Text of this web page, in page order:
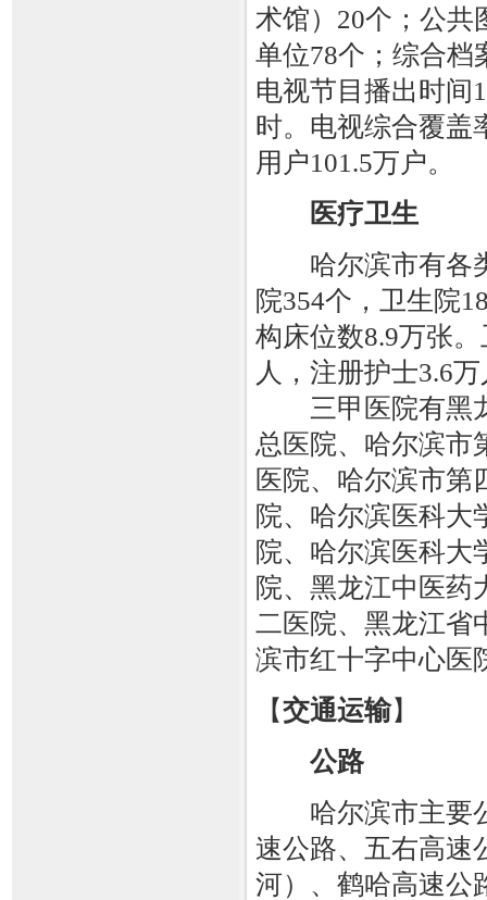
术馆）20个；公共
单位78个；综合档
电视节目播出时间
时。电视综合覆盖
用户101.5万户。
医疗卫生
哈尔滨市有各类
院354个，卫生院
构床位数8.9万张
人，注册护士3.6
三甲医院有黑龙
总医院、哈尔滨市
医院、哈尔滨市第
院、哈尔滨医科大
院、哈尔滨医科大
院、黑龙江中医药
二医院、黑龙江省
滨市红十字中心医
【交通运输】
公路
哈尔滨市主要公
速公路、五右高速
河）、鹤哈高速公